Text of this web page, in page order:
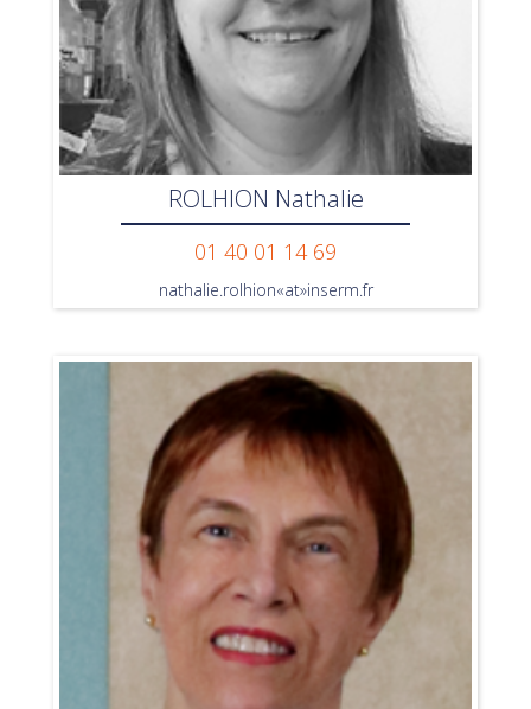
ROLHION Nathalie
01 40 01 14 69
nathalie.rolhion«at»inserm.fr